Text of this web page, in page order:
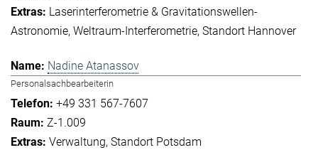
Laserinterferometrie & Gravitationswellen-
Astronomie Weltraum-Interferometrie Standort Hannover
Nadine Atanassov
Personalsachbearbeiterin
+49 331 567-7607
Z-1.009
Verwaltung Standort Potsdam